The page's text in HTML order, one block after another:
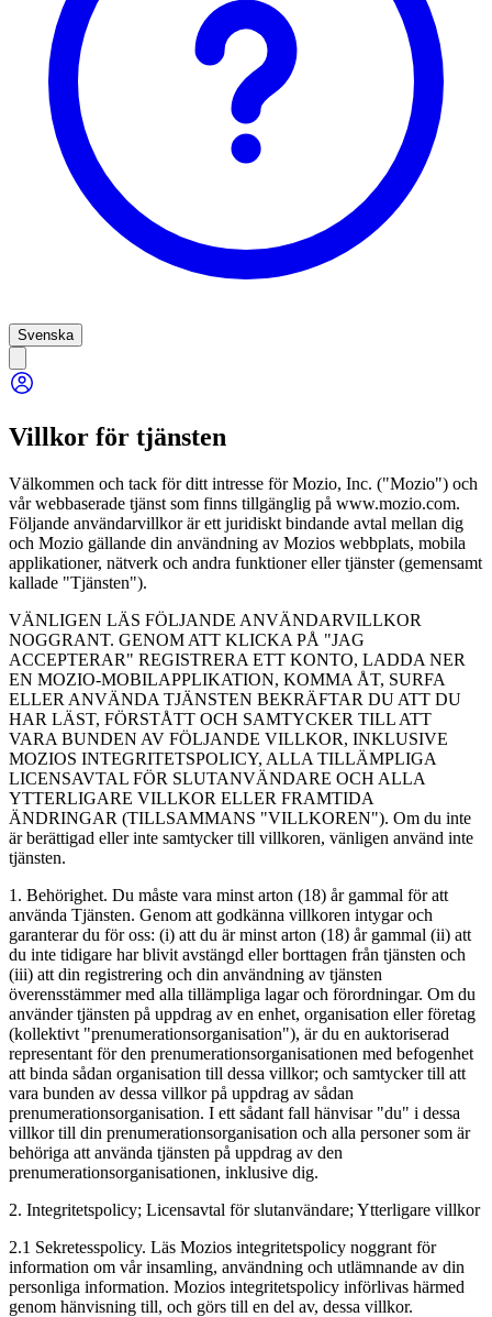
Svenska
Villkor för tjänsten
Välkommen och tack för ditt intresse för Mozio, Inc. ("Mozio") och
vår webbaserade tjänst som finns tillgänglig på www.mozio.com.
Följande användarvillkor är ett juridiskt bindande avtal mellan dig
och Mozio gällande din användning av Mozios webbplats, mobila
applikationer, nätverk och andra funktioner eller tjänster (gemensamt
kallade "Tjänsten").
VÄNLIGEN LÄS FÖLJANDE ANVÄNDARVILLKOR
NOGGRANT. GENOM ATT KLICKA PÅ "JAG
ACCEPTERAR" REGISTRERA ETT KONTO, LADDA NER
EN MOZIO-MOBILAPPLIKATION, KOMMA ÅT, SURFA
ELLER ANVÄNDA TJÄNSTEN BEKRÄFTAR DU ATT DU
HAR LÄST, FÖRSTÅTT OCH SAMTYCKER TILL ATT
VARA BUNDEN AV FÖLJANDE VILLKOR, INKLUSIVE
MOZIOS INTEGRITETSPOLICY, ALLA TILLÄMPLIGA
LICENSAVTAL FÖR SLUTANVÄNDARE OCH ALLA
YTTERLIGARE VILLKOR ELLER FRAMTIDA
ÄNDRINGAR (TILLSAMMANS "VILLKOREN"). Om du inte
är berättigad eller inte samtycker till villkoren, vänligen använd inte
tjänsten.
1. Behörighet. Du måste vara minst arton (18) år gammal för att
använda Tjänsten. Genom att godkänna villkoren intygar och
garanterar du för oss: (i) att du är minst arton (18) år gammal (ii) att
du inte tidigare har blivit avstängd eller borttagen från tjänsten och
(iii) att din registrering och din användning av tjänsten
överensstämmer med alla tillämpliga lagar och förordningar. Om du
använder tjänsten på uppdrag av en enhet, organisation eller företag
(kollektivt "prenumerationsorganisation"), är du en auktoriserad
representant för den prenumerationsorganisationen med befogenhet
att binda sådan organisation till dessa villkor; och samtycker till att
vara bunden av dessa villkor på uppdrag av sådan
prenumerationsorganisation. I ett sådant fall hänvisar "du" i dessa
villkor till din prenumerationsorganisation och alla personer som är
behöriga att använda tjänsten på uppdrag av den
prenumerationsorganisationen, inklusive dig.
2. Integritetspolicy; Licensavtal för slutanvändare; Ytterligare villkor
2.1 Sekretesspolicy. Läs Mozios integritetspolicy noggrant för
information om vår insamling, användning och utlämnande av din
personliga information. Mozios integritetspolicy införlivas härmed
genom hänvisning till, och görs till en del av, dessa villkor.